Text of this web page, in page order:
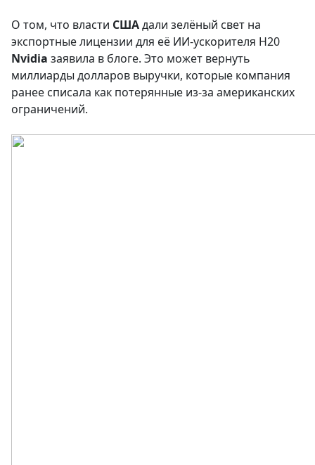
О том, что власти СШАдали зелёный свет на
экспортные лицензии для её ИИ-ускорителя H20
Nvidia заявила в блоге. Это может вернуть
миллиарды долларов выручки, которые компания
ранее списала как потерянные из-за американских
ограничений.